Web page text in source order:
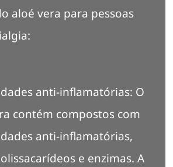
aloé vera para pessoas
anti-inflamatórias: O
contém compostos com
anti-inflamatórias,
e enzimas. A